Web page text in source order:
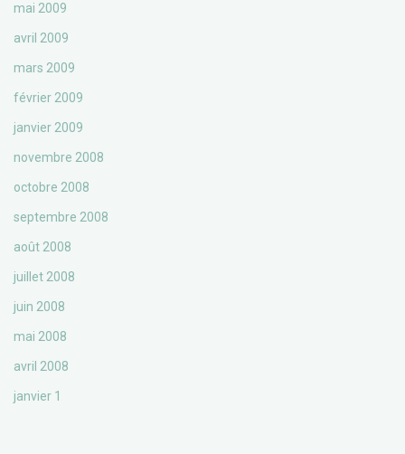
mai 2009
avril 2009
mars 2009
février 2009
janvier 2009
novembre 2008
octobre 2008
septembre 2008
août 2008
juillet 2008
juin 2008
mai 2008
avril 2008
janvier 1